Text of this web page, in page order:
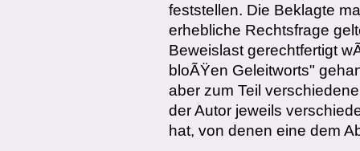
feststellen. Die Beklagte
erhebliche Rechtsfrage
Beweislast gerechtfertigt
bloÃŸen Geleitworts"
aber zum Teil
der Autor jeweils
hat, von denen eine dem